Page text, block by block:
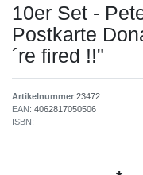
10er Set -
Postkarte
´re fired !!"
Artikelnummer 23472
EAN: 4062817050506
ISBN: